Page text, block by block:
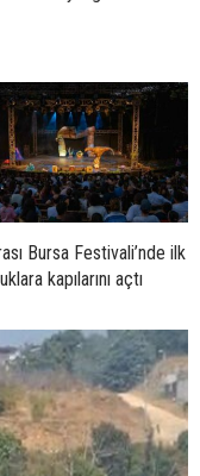
Bursa Festivali’nde ilk
kapılarını açtı